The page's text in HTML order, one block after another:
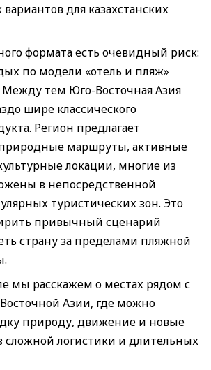
для казахстанских
формата есть очевидный риск:
по модели «отель и пляж»
Между тем Юго-Восточная Азия
шире классического
Регион предлагает
маршруты, активные
локации, многие из
в непосредственной
туристических зон. Это
привычный сценарий
страну за пределами пляжной
мы расскажем о местах рядом с
Азии, где можно
природу, движение и новые
сложной логистики и длительных